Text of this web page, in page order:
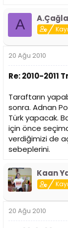
A
20 Ağu 2010
Re: 2010-2011
Taraftarın
sonra. Adnan
Türk yapacak.
için önce
verdiğimizi de
sebeplerini.
Kaan
20 Ağu 2010